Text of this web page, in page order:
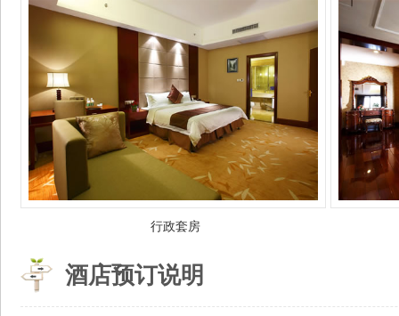
行政套房
酒店预订说明